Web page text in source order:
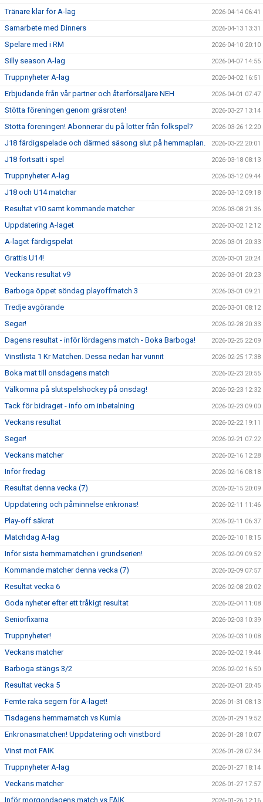
Tränare klar för A-lag 2026-04-14 06:41
Samarbete med Dinners 2026-04-13 13:31
Spelare med i RM 2026-04-10 20:10
Silly season A-lag 2026-04-07 14:55
Truppnyheter A-lag 2026-04-02 16:51
Erbjudande från vår partner och återförsäljare NEH 2026-04-01 07:47
Stötta föreningen genom gräsroten! 2026-03-27 13:14
Stötta föreningen! Abonnerar du på lotter från folkspel? 2026-03-26 12:20
J18 färdigspelade och därmed säsong slut på hemmaplan. 2026-03-22 20:01
J18 fortsatt i spel 2026-03-18 08:13
Truppnyheter A-lag 2026-03-12 09:44
J18 och U14 matchar 2026-03-12 09:18
Resultat v10 samt kommande matcher 2026-03-08 21:36
Uppdatering A-laget 2026-03-02 12:12
A-laget färdigspelat 2026-03-01 20:33
Grattis U14! 2026-03-01 20:24
Veckans resultat v9 2026-03-01 20:23
Barboga öppet söndag playoffmatch 3 2026-03-01 09:21
Tredje avgörande 2026-03-01 08:12
Seger! 2026-02-28 20:33
Dagens resultat - inför lördagens match - Boka Barboga! 2026-02-25 22:09
Vinstlista 1 Kr Matchen. Dessa nedan har vunnit 2026-02-25 17:38
Boka mat till onsdagens match 2026-02-23 20:55
Välkomna på slutspelshockey på onsdag! 2026-02-23 12:32
Tack för bidraget - info om inbetalning 2026-02-23 09:00
Veckans resultat 2026-02-22 19:11
Seger! 2026-02-21 07:22
Veckans matcher 2026-02-16 12:28
Inför fredag 2026-02-16 08:18
Resultat denna vecka (7) 2026-02-15 20:09
Uppdatering och påminnelse enkronas! 2026-02-11 11:46
Play-off säkrat 2026-02-11 06:37
Matchdag A-lag 2026-02-10 18:15
Inför sista hemmamatchen i grundserien! 2026-02-09 09:52
Kommande matcher denna vecka (7) 2026-02-09 07:57
Resultat vecka 6 2026-02-08 20:02
Goda nyheter efter ett tråkigt resultat 2026-02-04 11:08
Seniorfixarna 2026-02-03 10:39
Truppnyheter! 2026-02-03 10:08
Veckans matcher 2026-02-02 19:44
Barboga stängs 3/2 2026-02-02 16:50
Resultat vecka 5 2026-02-01 20:45
Femte raka segern för A-laget! 2026-01-31 08:13
Tisdagens hemmamatch vs Kumla 2026-01-29 19:52
Enkronasmatchen! Uppdatering och vinstbord 2026-01-28 10:07
Vinst mot FAIK 2026-01-28 07:34
Truppnyheter A-lag 2026-01-27 18:14
Veckans matcher 2026-01-27 17:57
Inför morgondagens match vs FAIK